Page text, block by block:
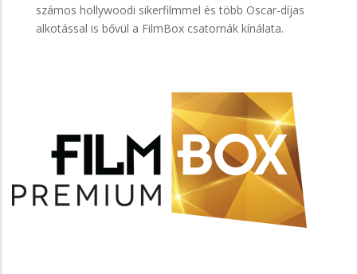
számos hollywoodi sikerfilmmel és több Oscar-díjas
alkotással is bővül a FilmBox csatornák kínálata.